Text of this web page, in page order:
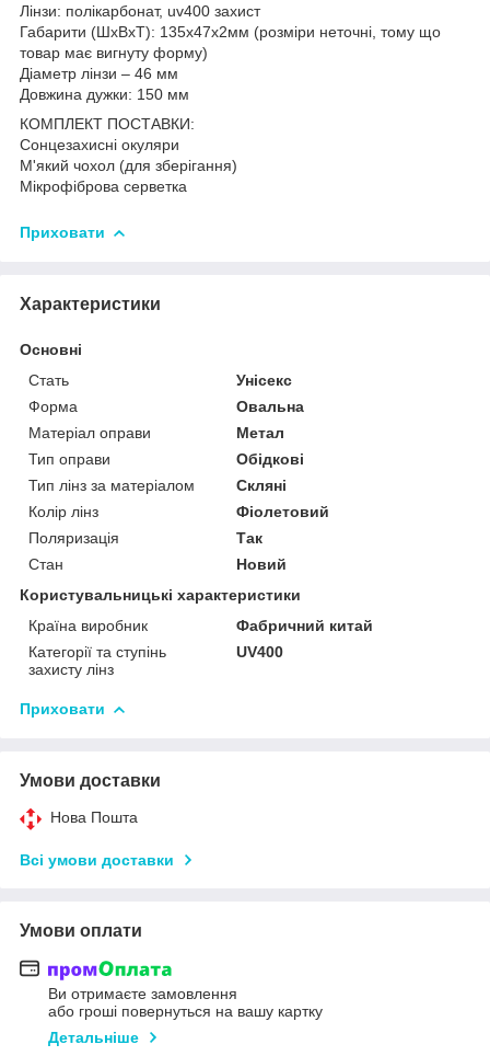
Лінзи: полікарбонат, uv400 захист
Габарити (ШхВхТ): 135x47x2мм (розміри неточні, тому що
товар має вигнуту форму)
Діаметр лінзи – 46 мм
Довжина дужки: 150 мм
КОМПЛЕКТ ПОСТАВКИ:
Сонцезахисні окуляри
М'який чохол (для зберігання)
Мікрофіброва серветка
Приховати
Характеристики
Основні
Стать
Унісекс
Форма
Овальна
Матеріал оправи
Метал
Тип оправи
Обідкові
Тип лінз за матеріалом
Скляні
Колір лінз
Фіолетовий
Поляризація
Так
Стан
Новий
Користувальницькі характеристики
Країна виробник
Фабричний китай
Категорії та ступінь
захисту лінз
UV400
Приховати
Умови доставки
Нова Пошта
Всі умови доставки
Умови оплати
Ви отримаєте замовлення
або гроші повернуться на вашу картку
Детальніше